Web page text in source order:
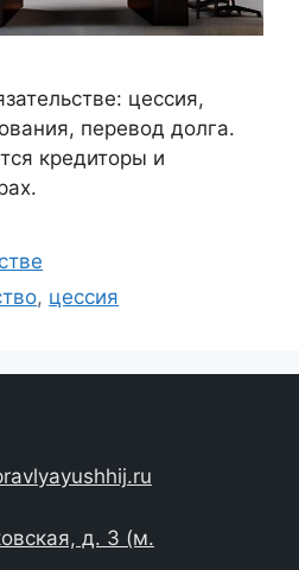
цессия,
перевод долга.
кредиторы и
, цессия
д. 3 (м.